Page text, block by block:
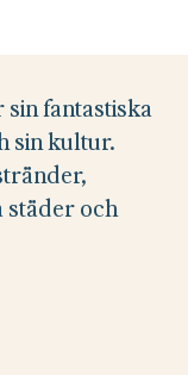
fantastiska
sin kultur.
städer och